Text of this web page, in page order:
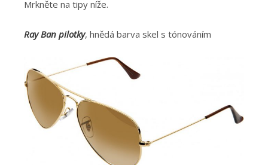
Mrkněte na tipy níže.
Ray Ban pilotky, hnědá barva skel s tónováním